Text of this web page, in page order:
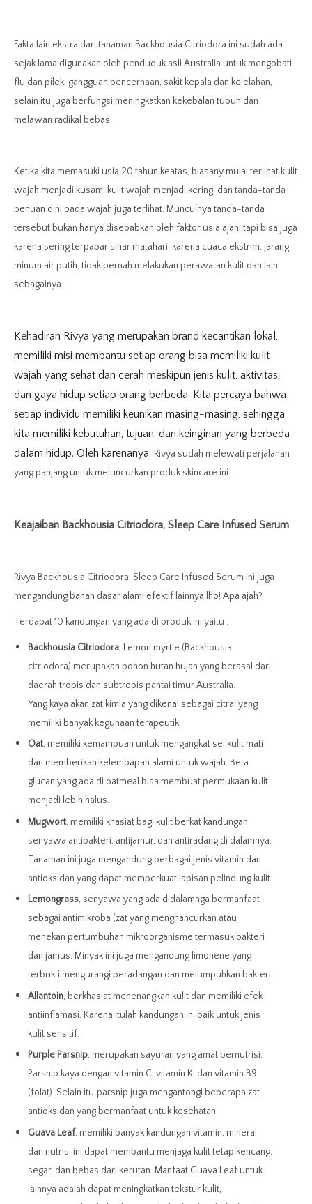
Fakta lain ekstra dari tanaman Backhousia Citriodora ini sudah ada
sejak lama digunakan oleh penduduk asli Australia untuk mengobati
flu dan pilek, gangguan pencernaan, sakit kepala dan kelelahan,
selain itu juga berfungsi meningkatkan kekebalan tubuh dan
melawan radikal bebas.
Ketika kita memasuki usia 20 tahun keatas, biasany mulai terlihat kulit
wajah menjadi kusam, kulit wajah menjadi kering, dan tanda-tanda
penuan dini pada wajah juga terlihat. Munculnya tanda-tanda
tersebut bukan hanya disebabkan oleh faktor usia ajah, tapi bisa juga
karena sering terpapar sinar matahari, karena cuaca ekstrim, jarang
minum air putih, tidak pernah melakukan perawatan kulit dan lain
sebagainya.
Kehadiran Rivya yang merupakan brand kecantikan lokal,
memiliki misi membantu setiap orang bisa memiliki kulit
wajah yang sehat dan cerah meskipun jenis kulit, aktivitas,
dan gaya hidup setiap orang berbeda. Kita percaya bahwa
setiap individu memiliki keunikan masing-masing, sehingga
kita memiliki kebutuhan, tujuan, dan keinginan yang berbeda
dalam hidup. Oleh karenanya, Rivya sudah melewati perjalanan
yang panjang untuk meluncurkan produk skincare ini.
Keajaiban Backhousia Citriodora, Sleep Care Infused Serum
Rivya Backhousia Citriodora, Sleep Care Infused Serum ini juga
mengandung bahan dasar alami efektif lainnya lho! Apa ajah?
Terdapat 10 kandungan yang ada di produk ini yaitu :
Backhousia Citriodora, Lemon myrtle (Backhousia
citriodora) merupakan pohon hutan hujan yang berasal dari
daerah tropis dan subtropis pantai timur Australia.
Yang kaya akan zat kimia yang dikenal sebagai citral yang
memiliki banyak kegunaan terapeutik.
Oat, memiliki kemampuan untuk mengangkat sel kulit mati
dan memberikan kelembapan alami untuk wajah. Beta
glucan yang ada di oatmeal bisa membuat permukaan kulit
menjadi lebih halus.
Mugwort, memiliki khasiat bagi kulit berkat kandungan
senyawa antibakteri, antijamur, dan antiradang di dalamnya.
Tanaman ini juga mengandung berbagai jenis vitamin dan
antioksidan yang dapat memperkuat lapisan pelindung kulit.
Lemongrass, senyawa yang ada didalamnga bermanfaat
sebagai antimikroba (zat yang menghancurkan atau
menekan pertumbuhan mikroorganisme termasuk bakteri
dan jamus. Minyak ini juga mengandung limonene yang
terbukti mengurangi peradangan dan melumpuhkan bakteri.
Allantoin, berkhasiat menenangkan kulit dan memiliki efek
antiinflamasi. Karena itulah kandungan ini baik untuk jenis
kulit sensitif.
Purple Parsnip, merupakan sayuran yang amat bernutrisi.
Parsnip kaya dengan vitamin C, vitamin K, dan vitamin B9
(folat). Selain itu parsnip juga mengantongi beberapa zat
antioksidan yang bermanfaat untuk kesehatan.
Guava Leaf, memiliki banyak kandungan vitamin, mineral,
dan nutrisi ini dapat membantu menjaga kulit tetap kencang,
segar, dan bebas dari kerutan. Manfaat Guava Leaf untuk
lainnya adalah dapat meningkatkan tekstur kulit,